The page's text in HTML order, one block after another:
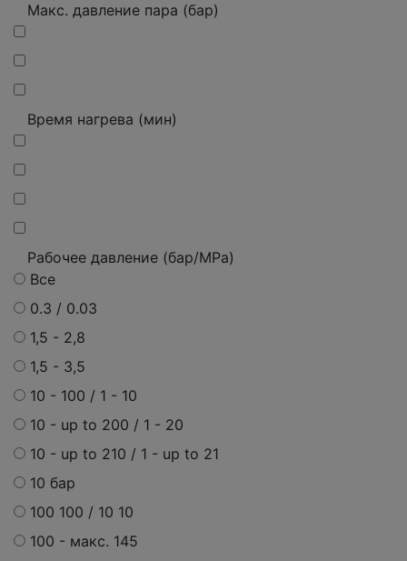
Макс. давление пара (бар)
Время нагрева (мин)
Рабочее давление (бар/MPa)
Все
0.3 / 0.03
1,5 - 2,8
1,5 - 3,5
10 - 100 / 1 - 10
10 - up to 200 / 1 - 20
10 - up to 210 / 1 - up to 21
10 бар
100 100 / 10 10
100 - макс. 145